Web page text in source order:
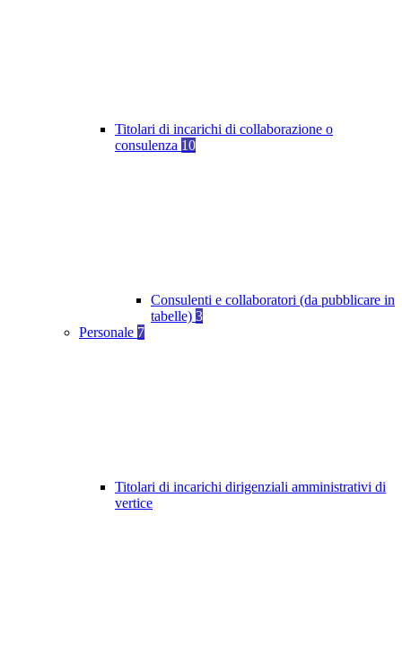
Titolari di incarichi di collaborazione o
consulenza 10
Consulenti e collaboratori (da pubblicare in
tabelle) 3
Personale 7
Titolari di incarichi dirigenziali amministrativi di
vertice